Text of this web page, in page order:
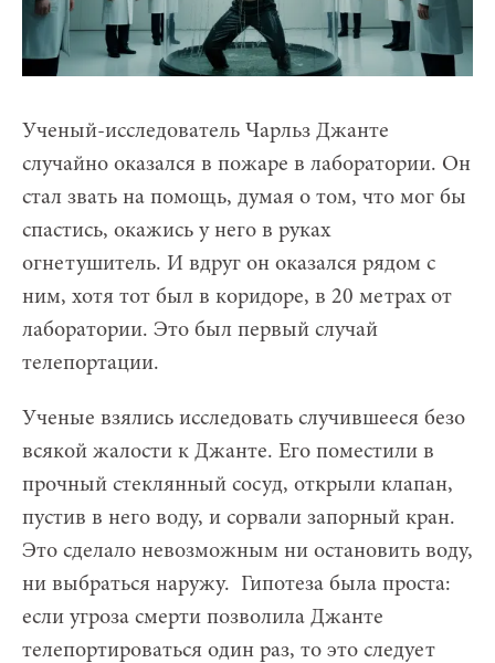
Ученый-исследователь Чарльз Джанте
случайно оказался в пожаре в лаборатории. Он
стал звать на помощь, думая о том, что мог бы
спастись, окажись у него в руках
огнетушитель. И вдруг он оказался рядом с
ним, хотя тот был в коридоре, в 20 метрах от
лаборатории. Это был первый случай
телепортации.
Ученые взялись исследовать случившееся безо
всякой жалости к Джанте. Его поместили в
прочный стеклянный сосуд, открыли клапан,
пустив в него воду, и сорвали запорный кран.
Это сделало невозможным ни остановить воду,
ни выбраться наружу. Гипотеза была проста:
если угроза смерти позволила Джанте
телепортироваться один раз, то это следует